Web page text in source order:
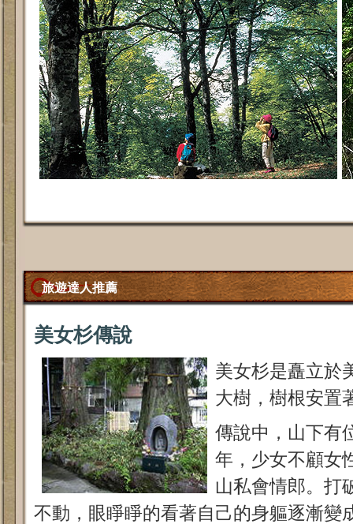
旅遊達人推薦
美女杉傳說
美女杉是矗立於
大樹，樹根安置
傳說中，山下有
年，少女不顧女
山私會情郎。打
不動，眼睜睜的看著自己的身軀逐漸變